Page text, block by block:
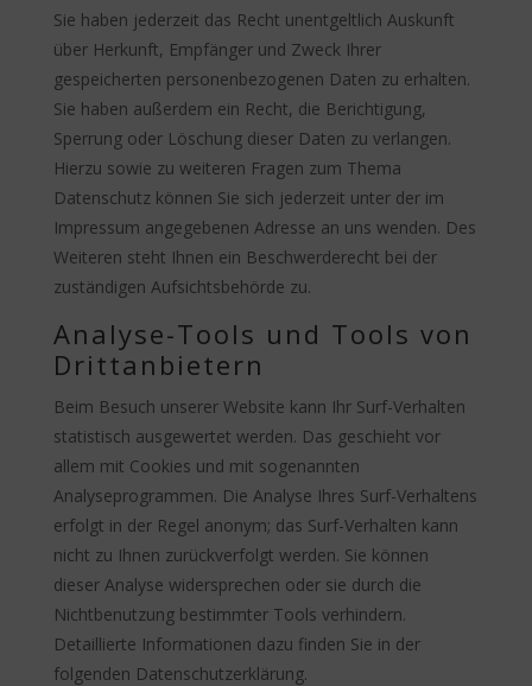
Sie haben jederzeit das Recht unentgeltlich Auskunft
über Herkunft, Empfänger und Zweck Ihrer
gespeicherten personenbezogenen Daten zu erhalten.
Sie haben außerdem ein Recht, die Berichtigung,
Sperrung oder Löschung dieser Daten zu verlangen.
Hierzu sowie zu weiteren Fragen zum Thema
Datenschutz können Sie sich jederzeit unter der im
Impressum angegebenen Adresse an uns wenden. Des
Weiteren steht Ihnen ein Beschwerderecht bei der
zuständigen Aufsichtsbehörde zu.
Analyse-Tools und Tools von
Drittanbietern
Beim Besuch unserer Website kann Ihr Surf-Verhalten
statistisch ausgewertet werden. Das geschieht vor
allem mit Cookies und mit sogenannten
Analyseprogrammen. Die Analyse Ihres Surf-Verhaltens
erfolgt in der Regel anonym; das Surf-Verhalten kann
nicht zu Ihnen zurückverfolgt werden. Sie können
dieser Analyse widersprechen oder sie durch die
Nichtbenutzung bestimmter Tools verhindern.
Detaillierte Informationen dazu finden Sie in der
folgenden Datenschutzerklärung.